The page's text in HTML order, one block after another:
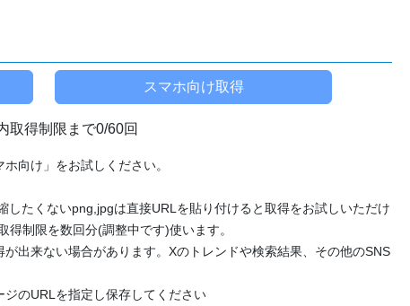
取得制限まで0/60回
向け」をお試しください。
たくないpng,jpgは直接URLを貼り付けると取得をお試しいただけ
制限を数回分(調整中です)使います。
出来ない場合があります。Xのトレンドや検索結果、その他のSNS
のURLを指定し保存してください